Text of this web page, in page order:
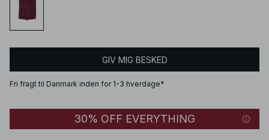
GIV MIG BESKED
Fri fragt til Danmark inden for 1-3 hverdage*
30% OFF EVERYTHING